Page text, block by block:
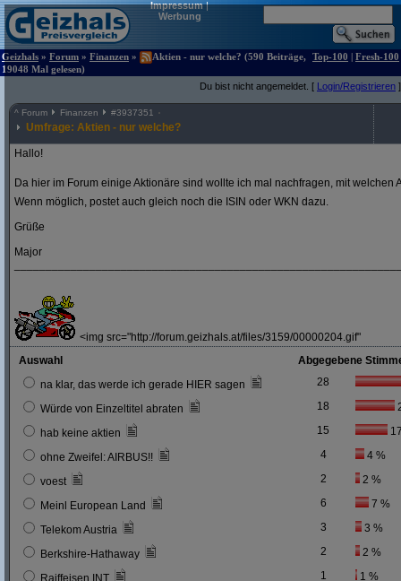
Impressum|
Werbung
Geizhals » Forum » Finanzen »
Aktien - nur welche? (590 Beiträge,
19048 Mal gelesen)
Top-100 | Fresh-100
Du bist nicht angemeldet. [ Login/Registrieren ]
^ Forum Finanzen #3937351
Umfrage: Aktien - nur welche?
Hallo!
Da hier im Forum einige Aktionäre sind wollte ich mal nachfragen, mit welchen
Wenn möglich, postet auch gleich noch die ISIN oder WKN dazu.
Grüße
Major
<img src="http://forum.geizhals.at/files/3159/00000204.gif"
Auswahl
Abgegebene
na klar, das werde ich gerade HIER sagen
28
Würde von Einzeltitel abraten 18
hab keine aktien 15
ohne Zweifel: AIRBUS!! 4 4 %
voest 2 2 %
Meinl European Land 6 7 %
Telekom Austria 3 3 %
Berkshire-Hathaway 2 2 %
Raiffeisen INT 1 1 %